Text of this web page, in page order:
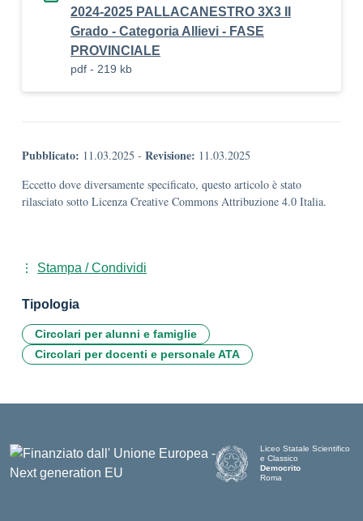
2024-2025 PALLACANESTRO 3X3 II
Grado - Categoria Allievi - FASE
PROVINCIALE
pdf - 219 kb
Pubblicato: 11.03.2025 - Revisione: 11.03.2025
Eccetto dove diversamente specificato, questo articolo è stato
rilasciato sotto Licenza Creative Commons Attribuzione 4.0 Italia.
Stampa / Condividi
Tipologia
Circolari per alunni e famiglie
Circolari per docenti e personale ATA
Liceo Statale Scientifico
e Classico
Democrito
Roma